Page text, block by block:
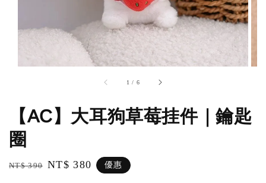
1 / 6
【AC】大耳狗草莓挂件｜鑰匙
圈
Regular
NT$ 390 Sale
NT$ 380 優惠